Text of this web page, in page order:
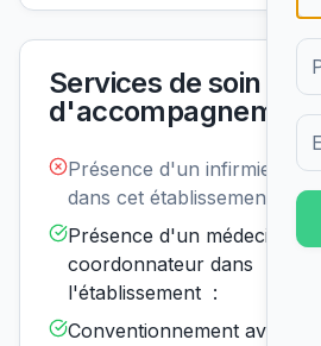
Services de soin et
d'accompagnement
Présence d'un infirmier de
dans cet établissement :
Présence d'un médecin
coordonnateur dans
l'établissement :
Conventionnement avec un